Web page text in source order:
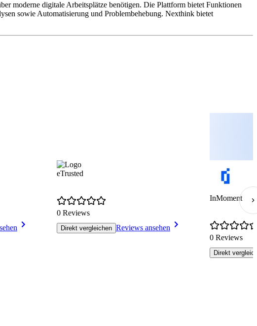
moderne digitale Arbeitsplätze benötigen. Die Plattform bietet Funktionen
sowie Automatisierung und Problembehebung. Nexthink bietet
eTrusted
0 Reviews
Direkt vergleichen Reviews ansehen
InMoment
0 Reviews
Direkt